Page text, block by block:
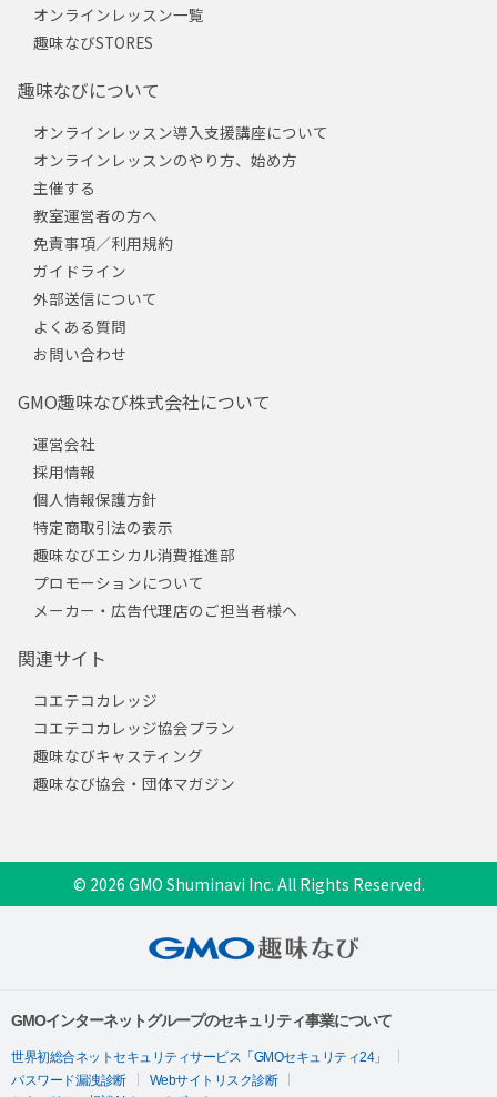
オンラインレッスン一覧
趣味なびSTORES
趣味なびについて
オンラインレッスン導入支援講座について
オンラインレッスンのやり方、始め方
主催する
教室運営者の方へ
免責事項／利用規約
ガイドライン
外部送信について
よくある質問
お問い合わせ
GMO趣味なび株式会社について
運営会社
採用情報
個人情報保護方針
特定商取引法の表示
趣味なびエシカル消費推進部
プロモーションについて
メーカー・広告代理店のご担当者様へ
関連サイト
コエテコカレッジ
コエテコカレッジ協会プラン
趣味なびキャスティング
趣味なび協会・団体マガジン
© 2026 GMO Shuminavi Inc. All Rights Reserved.